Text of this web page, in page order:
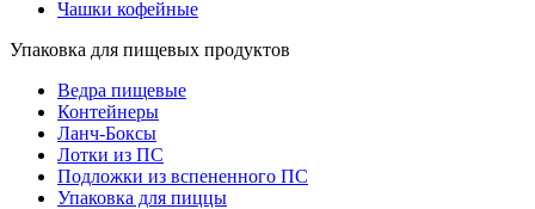
Чашки кофейные
Упаковка для пищевых продуктов
Ведра пищевые
Контейнеры
Ланч-Боксы
Лотки из ПС
Подложки из вспененного ПС
Упаковка для пиццы